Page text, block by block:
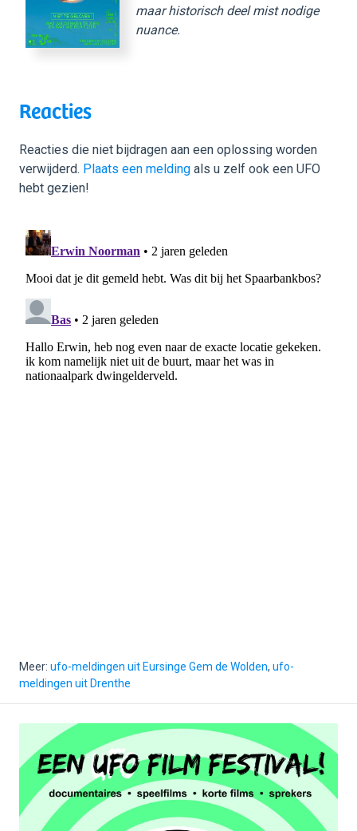
maar historisch deel mist nodige
nuance.
Reacties
Reacties die niet bijdragen aan een oplossing worden
verwijderd. Plaats een melding als u zelf ook een UFO
hebt gezien!
Meer: ufo-meldingen uit Eursinge Gem de Wolden, ufo-
meldingen uit Drenthe